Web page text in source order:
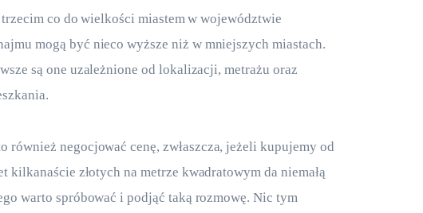
co do wielkości miastem w województwie
mogą być nieco wyższe niż w mniejszych miastach.
są one uzależnione od lokalizacji, metrażu oraz
również negocjować cenę, zwłaszcza, jeżeli kupujemy od
kilkanaście złotych na metrze kwadratowym da niemałą
warto spróbować i podjąć taką rozmowę. Nic tym